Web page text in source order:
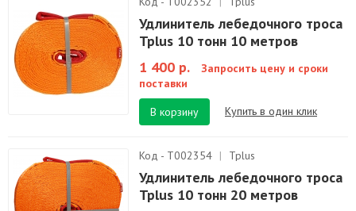
Удлинитель лебедочного троса
Tplus 10 тонн 10 метров
1 400 р.
Запросить цену и сроки
поставки
В корзину
Купить в один клик
Код - T002354 | Tplus
Удлинитель лебедочного троса
Tplus 10 тонн 20 метров